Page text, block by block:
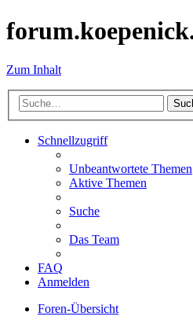
Zum Inhalt
Schnellzugriff
Unbeantwortete Themen
Aktive Themen
Suche
Das Team
FAQ
Anmelden
Foren-Übersicht